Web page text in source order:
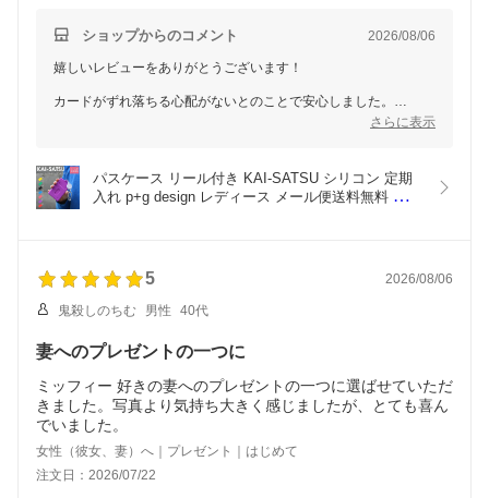
ショップからのコメント 2026/08/06
嬉しいレビューをありがとうございます！
カードがずれ落ちる心配がないとのことで安心しました。
濃いピンクのMAGENTAがお気に召したようで良かったです！
今後も快適にご使用いただければ幸いです。
さらに表示
パスケース リール付き KAI-SATSU シリコン 定期
入れ p+g design レディース メール便送料無料 カイ
ッド/赤/イエロー
5 2026/08/06
鬼殺しのちむ 男性 40代
妻へのプレゼントの一つに
ミッフィー 好きの妻へのプレゼントの一つに選ばせていただ
きました。写真より気持ち大きく感じましたが、とても喜ん
でいました。
女性（彼女、妻）へ｜プレゼント｜はじめて
注文日：2026/07/22